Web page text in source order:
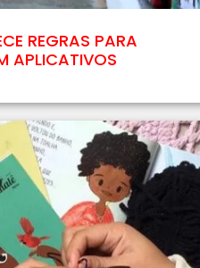
REGRAS PARA
APLICATIVOS